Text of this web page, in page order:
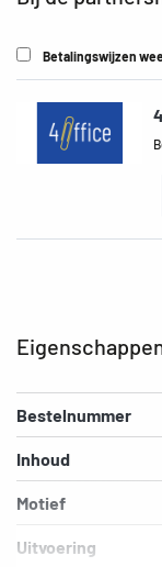
Betalingswijzen
Bestelnummer
Inhoud
Motief
Uitvoering